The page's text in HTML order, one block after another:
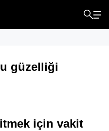
güzelliği
için vakit